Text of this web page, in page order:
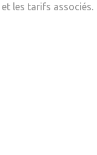
les tarifs associés.